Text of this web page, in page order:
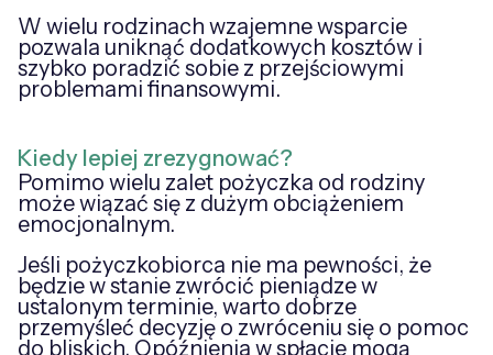
W wielu rodzinach wzajemne wsparcie
pozwala uniknąć dodatkowych kosztów i
szybko poradzić sobie z przejściowymi
problemami finansowymi.
Kiedy lepiej zrezygnować?
Pomimo wielu zalet pożyczka od rodziny
może wiązać się z dużym obciążeniem
emocjonalnym.
Jeśli pożyczkobiorca nie ma pewności, że
będzie w stanie zwrócić pieniądze w
ustalonym terminie, warto dobrze
przemyśleć decyzję o zwróceniu się o pomoc
do bliskich. Opóźnienia w spłacie mogą